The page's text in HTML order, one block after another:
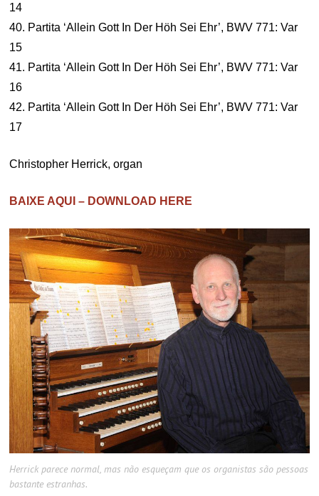
14
40. Partita ‘Allein Gott In Der Höh Sei Ehr’, BWV 771: Var
15
41. Partita ‘Allein Gott In Der Höh Sei Ehr’, BWV 771: Var
16
42. Partita ‘Allein Gott In Der Höh Sei Ehr’, BWV 771: Var
17
Christopher Herrick, organ
BAIXE AQUI – DOWNLOAD HERE
Herrick parece normal, mas não esqueçam que os organistas são pessoas
bastante estranhas.